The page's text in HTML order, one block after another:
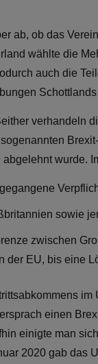
ab, ob das
wählte die
auch die
wurde.
sowie
zwischen
der EU, bis eine
einen
einigte man
2020 gab das